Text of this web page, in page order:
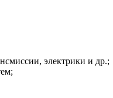
электрики и др.;